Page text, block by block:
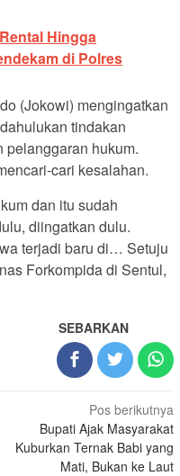
Hingga
di Polres
(Jokowi) mengingatkan
tindakan
pelanggaran hukum.
cari kesalahan.
dan itu sudah
diingatkan dulu.
terjadi baru di… Setuju
Forkompida di Sentul,
SEBARKAN
Pos berikutnya
Bupati Ajak Masyarakat
Kuburkan Ternak Babi yang
Mati, Bukan ke Laut